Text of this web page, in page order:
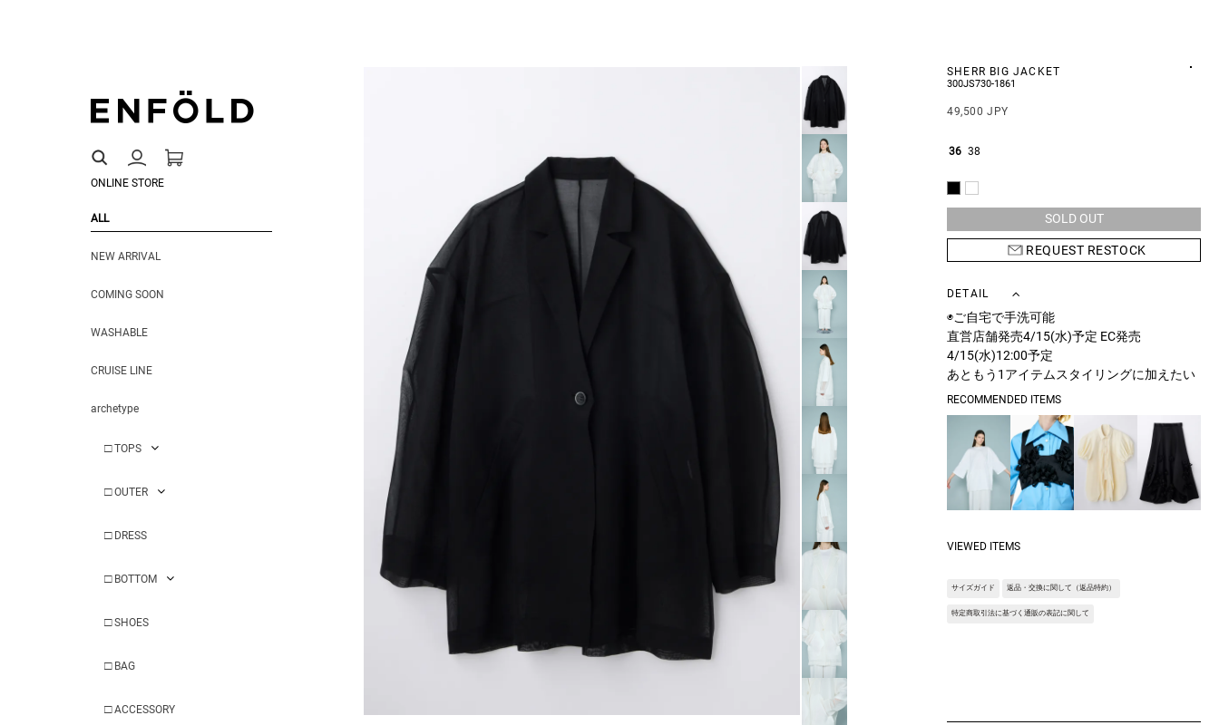
ONLINE STORE
ALL
NEW ARRIVAL
COMING SOON
WASHABLE
CRUISE LINE
archetype
□ TOPS
□ OUTER
□ DRESS
□ BOTTOM
□ SHOES
□ BAG
□ ACCESSORY
SHERR BIG JACKET
300JS730-1861
49,500 JPY
36 38
SOLD OUT
REQUEST RESTOCK
DETAIL
◉ご自宅で手洗可能
直営店舗発売4/15(水)予定 EC発売
4/15(水)12:00予定
あともう1アイテムスタイリングに加えたい
時に便利なシアージャケット。
大型のエイリアンの服を人間が着るようなイ
メージで、ジャケットのサイズ感をBIGにし
ました。
シアー素材を採用することで軽く羽織れるこ
とができ、スタイリングに抜け感とアクセン
トをプラスしてくれます。
ポイントです。
ルボイルに独特なハリとコシを加えたラミー
毛羽立ちを極力抑え、着心地の良い素材。
RECOMMENDED ITEMS
VIEWED ITEMS
サイズガイド 返品・交換に関して（返品特約）
特定商取引法に基づく通販の表記に関して